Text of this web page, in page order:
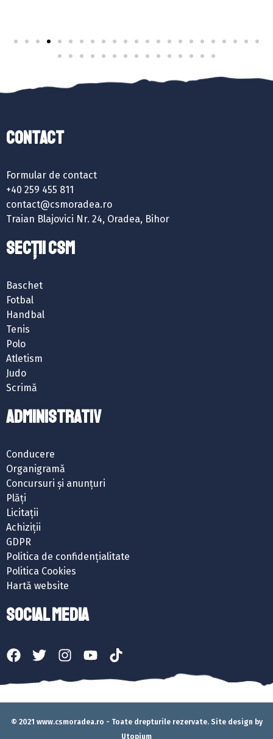
Contact
Formular de contact
+40 259 455 811
contact@csmoradea.ro
Traian Blajovici Nr. 24, Oradea, Bihor
SECȚII CSM
Baschet
Fotbal
Handbal
Tenis
Polo
Atletism
Judo
Scrimă
ADMINISTRATIV
Conducere
Organigramă
Concursuri și anunțuri
Plăți
Licitații
Achiziții
GDPR
Politica de confidențialitate
Politica Cookies
Hartă website
SOCIAL MEDIA
© 2021 www.csmoradea.ro - Toate drepturile rezervate. Site design by
Utopium